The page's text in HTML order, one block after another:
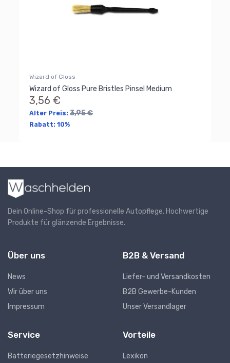
Wizard of Gloss
Wizard of Gloss Pure Bristles Pinsel Medium
3,56 €
Alter Preis: 3,95 €
Rabatt: 10%
Dein Online-Shop für professionelle Autopflege. Hochwertige
Produkte für glänzende Ergebnisse.
Über uns
News
Wir über uns
Impressum
B2B & Versand
Liefer- und Versandkosten
B2B Gewerbe-Kunden
Unser Versandlager
Service
Batteriegesetzhinweise
Vorteile
Lexikon